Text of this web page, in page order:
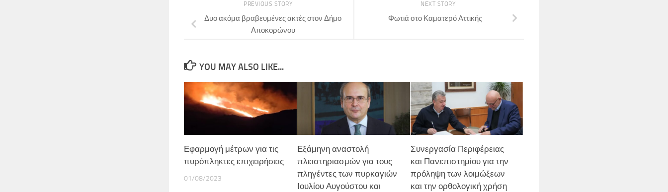
NEXT STORY
Φωτιά στο Καματερό Αττικής
PREVIOUS STORY
Δυο ακόμα βραβευμένες ακτές στον Δήμο
Αποκορώνου
YOU MAY ALSO LIKE...
Εφαρμογή μέτρων για τις
πυρόπληκτες επιχειρήσεις
01/08/2023
Εξάμηνη αναστολή
πλειστηριασμών για τους
πληγέντες των πυρκαγιών
Ιουλίου Αυγούστου και
Συνεργασία Περιφέρειας
και Πανεπιστημίου για την
πρόληψη των λοιμώξεων
και την ορθολογική χρήση